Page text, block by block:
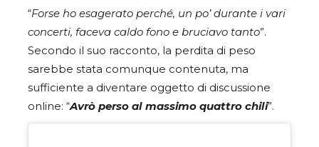
“Forse ho esagerato perché, un po’ durante i vari
concerti, faceva caldo fono e bruciavo tanto”.
Secondo il suo racconto, la perdita di peso
sarebbe stata comunque contenuta, ma
sufficiente a diventare oggetto di discussione
online: “Avrò perso al massimo quattro chili”.